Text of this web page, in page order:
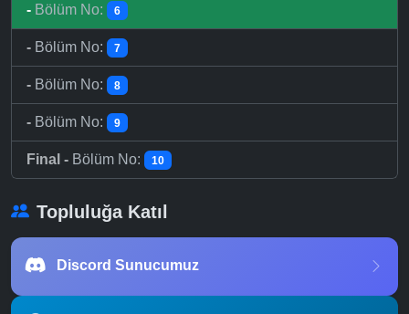
- Bölüm No: 6
- Bölüm No: 7
- Bölüm No: 8
- Bölüm No: 9
Final - Bölüm No: 10
Topluluğa Katıl
Discord Sunucumuz